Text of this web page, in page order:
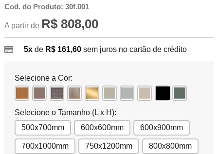
Cod. do Produto: 30f.001
A partir de R$ 808,00
5xde R$ 161,60 sem juros no cartão de crédito
Selecione a Cor:
Selecione o Tamanho (L x H):
500x700mm
600x600mm 600x900mm
700x1000mm 750x1200mm 800x800mm